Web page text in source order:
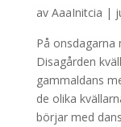
av AaaInitcia |
På onsdagarna
Disagården
gammaldans
de olika
börjar med